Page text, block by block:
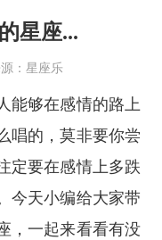
星座...
：星座乐
够在感情的路上
唱的，莫非要你尝
定要在感情上多跌
今天小编给大家带
，一起来看看有没